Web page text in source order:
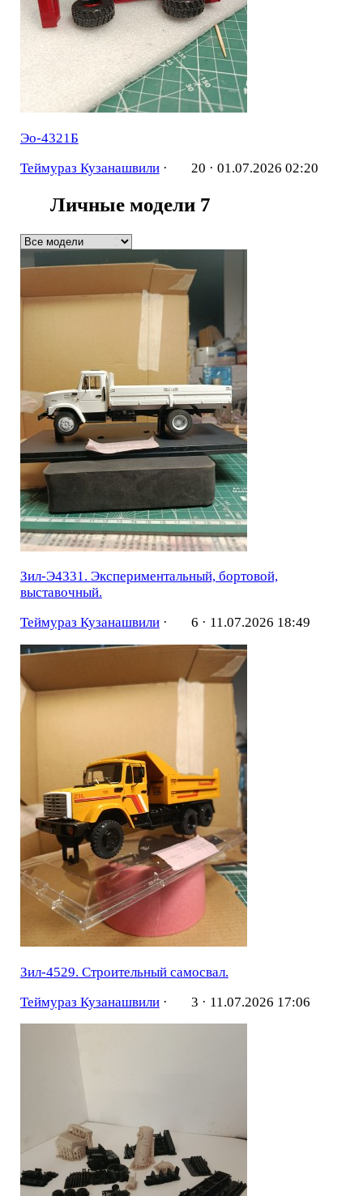
Эо-4321Б
Теймураз Кузанашвили· 20 · 01.07.2026 02:20
Личные модели 7
Зил-Э4331. Экспериментальный, бортовой,
выставочный.
Теймураз Кузанашвили· 6 · 11.07.2026 18:49
Зил-4529. Строительный самосвал.
Теймураз Кузанашвили· 3 · 11.07.2026 17:06